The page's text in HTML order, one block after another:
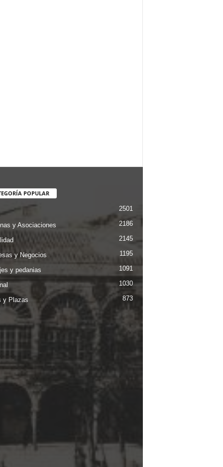
POPULAR
2501
y Asociaciones 2186
2145
y Negocios 1195
y pedanias 1091
1030
y Plazas 873